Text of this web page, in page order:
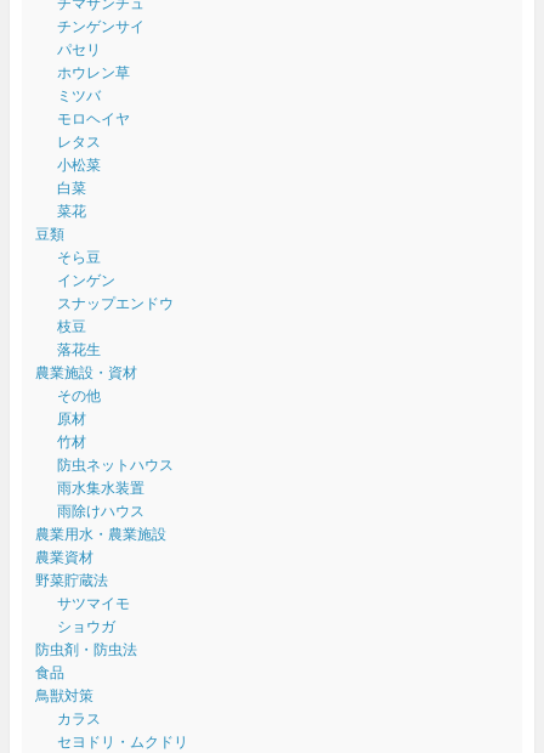
チンゲンサイ
パセリ
ホウレン草
ミツバ
モロヘイヤ
レタス
小松菜
白菜
菜花
豆類
そら豆
インゲン
スナップエンドウ
枝豆
落花生
農業施設・資材
その他
原材
竹材
防虫ネットハウス
雨水集水装置
雨除けハウス
農業用水・農業施設
農業資材
野菜貯蔵法
サツマイモ
ショウガ
防虫剤・防虫法
食品
鳥獣対策
カラス
セヨドリ・ムクドリ